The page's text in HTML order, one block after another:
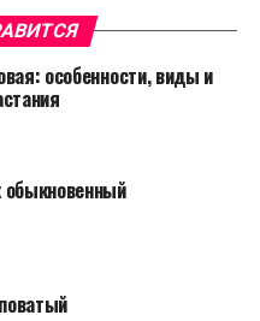
особенности, виды и
обыкновенный